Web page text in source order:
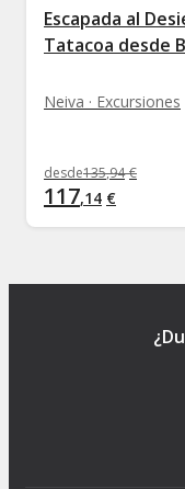
Escapada al
Tatacoa desde
Neiva · Excursiones
desde135,94 €
117,14 €